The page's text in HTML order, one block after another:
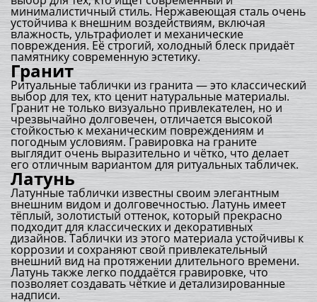
минималистичный стиль. Нержавеющая сталь очень
устойчива к внешним воздействиям, включая
влажность, ультрафиолет и механические
повреждения. Её строгий, холодный блеск придаёт
памятнику современную эстетику.
Гранит
Ритуальные таблички из гранита — это классический
выбор для тех, кто ценит натуральные материалы.
Гранит не только визуально привлекателен, но и
чрезвычайно долговечен, отличается высокой
стойкостью к механическим повреждениям и
погодным условиям. Гравировка на граните
выглядит очень выразительно и чётко, что делает
его отличным вариантом для ритуальных табличек.
Латунь
Латунные таблички известны своим элегантным
внешним видом и долговечностью. Латунь имеет
тёплый, золотистый оттенок, который прекрасно
подходит для классических и декоративных
дизайнов. Таблички из этого материала устойчивы к
коррозии и сохраняют свой привлекательный
внешний вид на протяжении длительного времени.
Латунь также легко поддаётся гравировке, что
позволяет создавать чёткие и детализированные
надписи.